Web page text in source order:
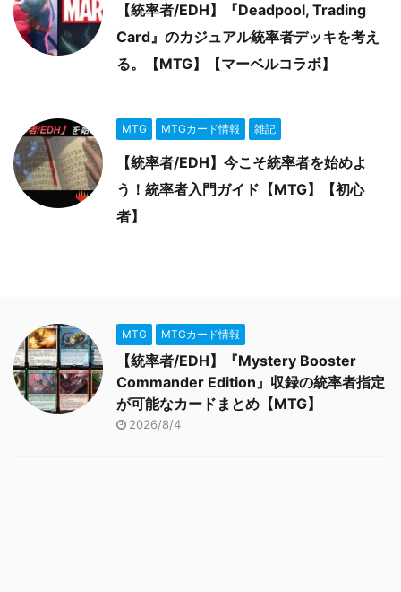
【統率者/EDH】『Deadpool, Trading
Card』のカジュアル統率者デッキを考え
る。【MTG】【マーベルコラボ】
MTG MTGカード情報 雑記
【統率者/EDH】今こそ統率者を始めよ
う！統率者入門ガイド【MTG】【初心
者】
MTG MTGカード情報
【統率者/EDH】『Mystery Booster
Commander Edition』収録の統率者指定
が可能なカードまとめ【MTG】
2026/8/4